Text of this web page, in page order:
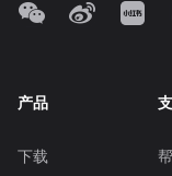
产品
下载